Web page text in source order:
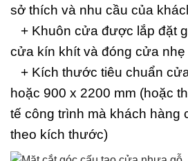
sở thích và nhu cầu của
+ Khuôn cửa được lắp đặt
cửa kín khít và đóng cửa nhẹ
+ Kích thước tiêu chuẩn
hoặc 900 x 2200 mm (hoặc
tế công trình mà khách hàng
theo kích thước)